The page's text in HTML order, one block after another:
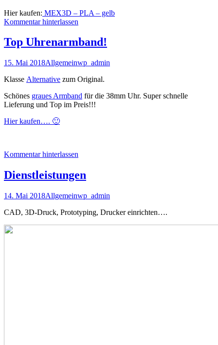
Hier kaufen: MEX3D – PLA – gelb
Kommentar hinterlassen
Top Uhrenarmband!
15. Mai 2018Allgemeinwp_admin
Klasse Alternative zum Original.
Schönes graues Armband für die 38mm Uhr. Super schnelle
Lieferung und Top im Preis!!!
Hier kaufen…. 🙂
Kommentar hinterlassen
Dienstleistungen
14. Mai 2018Allgemeinwp_admin
CAD, 3D-Druck, Prototyping, Drucker einrichten….